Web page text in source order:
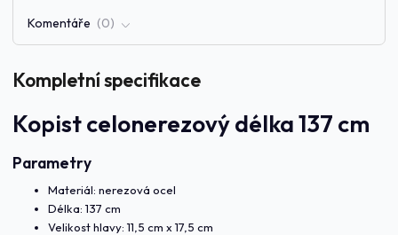
Komentáře 0
Kompletní specifikace
Kopist celonerezový délka 137 cm
Parametry
Materiál: nerezová ocel
Délka: 137 cm
Velikost hlavy: 11,5 cm x 17,5 cm